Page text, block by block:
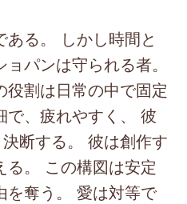
る。 しかし時間と
パンは守られる者。
割は日常の中で固定
で、疲れやすく、 彼
断する。 彼は創作す
る。 この構図は安定
を奪う。 愛は対等で